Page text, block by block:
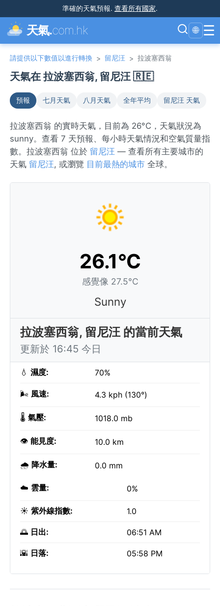
準確的天氣預報. 查看所有國家.
天氣.com.hk 🌐 ☰
請提供以下數值以進行轉換 > 留尼汪 > 拉波塞西翁
天氣在 拉波塞西翁, 留尼汪 🇷🇪
預報 七月天氣 八月天氣 全年平均 留尼汪 天氣
拉波塞西翁 的實時天氣，目前為 26°C，天氣狀況為
sunny。查看 7 天預報、每小時天氣情況和空氣質量指
數。拉波塞西翁 位於 留尼汪 — 查看所有主要城市的
天氣 留尼汪, 或瀏覽 目前最熱的城市 全球。
26.1°C
感覺像 27.5°C
Sunny
拉波塞西翁, 留尼汪 的當前天氣
更新於 16:45 今日
💧 濕度: 70%
🌬️ 風速: 4.3 kph (130°)
🌡️ 氣壓: 1018.0 mb
👁️ 能見度: 10.0 km
🌧️ 降水量: 0.0 mm
☁️ 雲量: 0%
☀️ 紫外線指數: 1.0
🌅 日出: 06:51 AM
🌇 日落: 05:58 PM